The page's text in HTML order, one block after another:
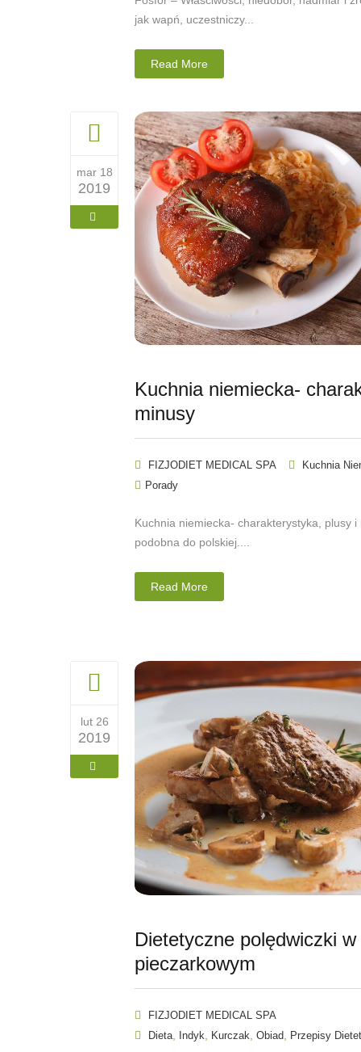
jak wapń, uczestniczy...
Read More
mar 18
2019
Kuchnia niemiecka-
minusy
FIZJODIET MEDICAL SPA Kuchnia
Porady
Kuchnia niemiecka- charakterystyka,
podobna do polskiej....
Read More
lut 26
2019
Dietetyczne polędwiczki
pieczarkowym
FIZJODIET MEDICAL SPA
Dieta Indyk Kurczak Obiad Przepisy